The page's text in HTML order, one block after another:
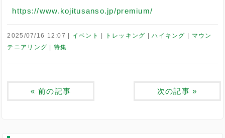
https://www.kojitusanso.jp/premium/
2025/07/16 12:07 イベント トレッキング ハイキング
マウン
テニアリング
特集
« 前の記事 次の記事 »